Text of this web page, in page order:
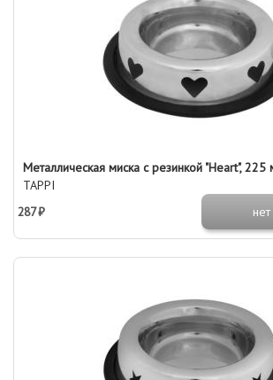
Металлическая миска с резинкой "Heart", 225
TAPPI
287 ₽